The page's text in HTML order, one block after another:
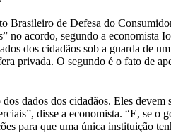
Brasileiro de Defesa do
no acordo, segundo a economista
dos cidadãos sob a guarda de
privada. O segundo é o fato de
dados dos cidadãos. Eles devem
disse a economista. “E, se o
para que uma única instituição